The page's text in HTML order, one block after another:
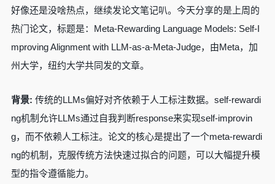
好像还是没啥热点，继续发论文笔记叭。今天分享的是上周的
热门论文，标题是：Meta-Rewarding Language Models: Self-I
mproving Alignment with LLM-as-a-Meta-Judge，由Meta，加
州大学，纽约大学共同发的文章。
背景: 传统的LLMs偏好对齐依赖于人工标注数据。self-rewardi
ng机制允许LLMs通过自我判断response来实现self-improvin
g，而不依赖人工标注。论文的核心是提出了一个meta-rewardi
ng的机制，克服传统方法快速过拟合的问题，可以大幅提升模
型的指令遵循能力。